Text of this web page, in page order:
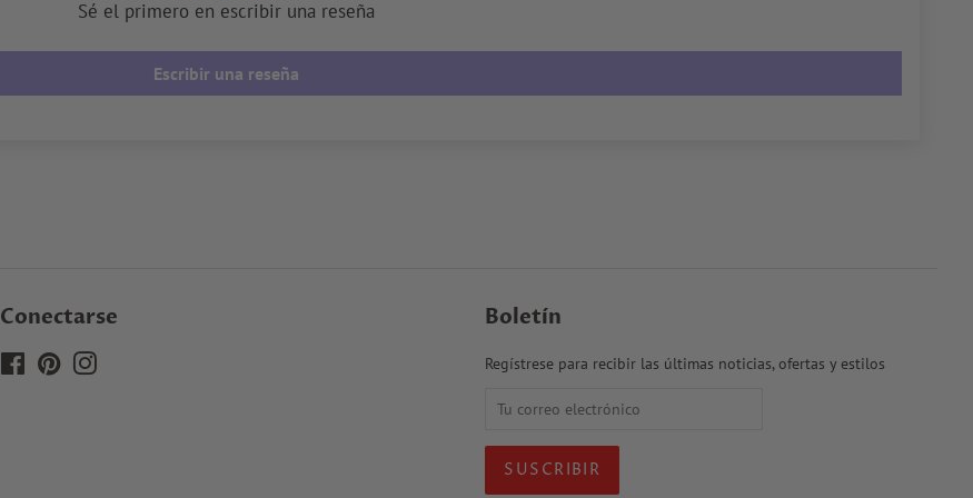
Sé el primero en escribir una reseña
Escribir una reseña
Conectarse
Facebook
PinterestInstagram
Boletín
Regístrese para recibir las últimas noticias, ofertas y estilos